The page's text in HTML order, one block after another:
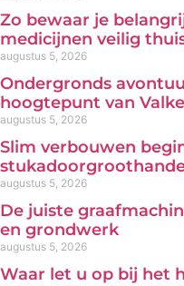
Zo bewaar je
medicijnen veilig
augustus 5, 2026
Ondergronds
hoogtepunt van
augustus 5, 2026
Slim verbouwen
augustus 5, 2026
De juiste
en grondwerk
augustus 5, 2026
Waar let u op bij het